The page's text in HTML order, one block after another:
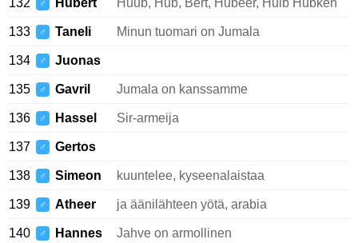
132 ♂ Hubert Huub, Hub, Bert, Hubeer, Huib Hubken
133 ♂ Taneli Minun tuomari on Jumala
134 ♂ Juonas
135 ♂ Gavril Jumala on kanssamme
136 ♂ Hassel Sir-armeija
137 ♂ Gertos
138 ♂ Simeon kuuntelee, kyseenalaistaa
139 ♂ Atheer ja äänilähteen yötä, arabia
140 ♂ Hannes Jahve on armollinen